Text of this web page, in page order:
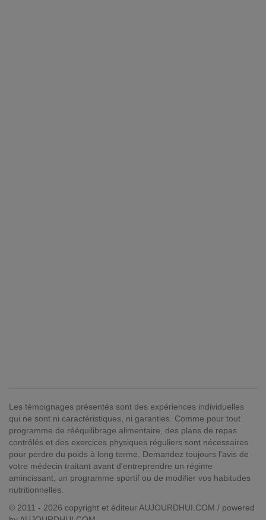
Les témoignages présentés sont des expériences individuelles
qui ne sont ni caractéristiques, ni garanties. Comme pour tout
programme de rééquilibrage alimentaire, des plans de repas
contrôlés et des exercices physiques réguliers sont nécessaires
pour perdre du poids à long terme. Demandez toujours l'avis de
votre médecin traitant avant d'entreprendre un régime
amincissant, un programme sportif ou de modifier vos habitudes
nutritionnelles.
© 2011 - 2026 copyright et éditeur AUJOURDHUI.COM / powered